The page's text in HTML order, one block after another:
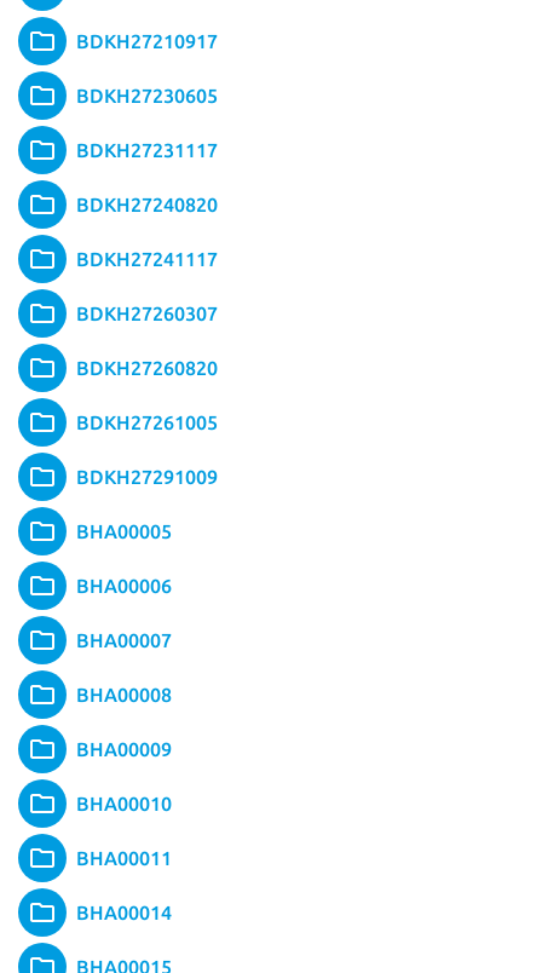
BDKH27210917
BDKH27230605
BDKH27231117
BDKH27240820
BDKH27241117
BDKH27260307
BDKH27260820
BDKH27261005
BDKH27291009
BHA00005
BHA00006
BHA00007
BHA00008
BHA00009
BHA00010
BHA00011
BHA00014
BHA00015